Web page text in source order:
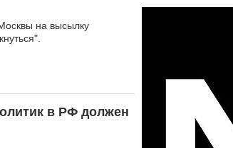
на высылку
в РФ должен